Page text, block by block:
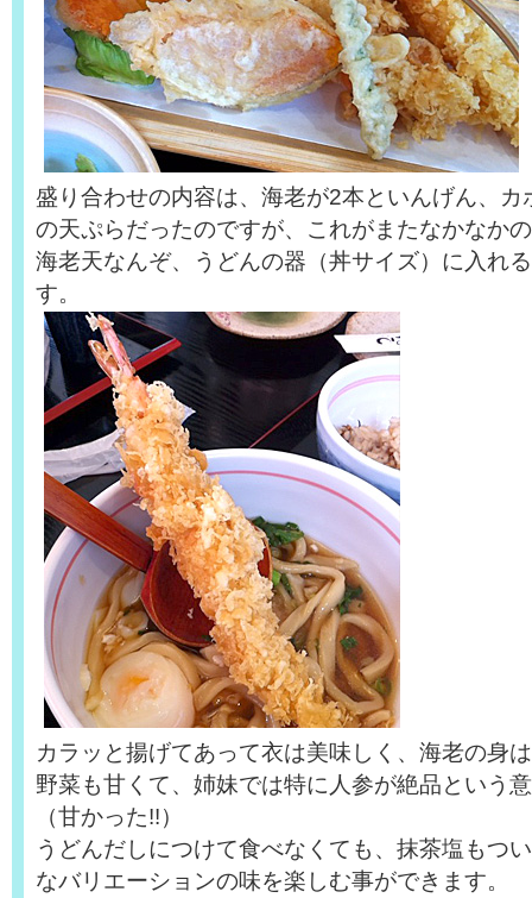
盛り合わせの内容は、海老が2本といんげん、カ
の天ぷらだったのですが、これがまたなかなか
海老天なんぞ、うどんの器（丼サイズ）に入れ
す。
カラッと揚げてあって衣は美味しく、海老の身
野菜も甘くて、姉妹では特に人参が絶品という
（甘かった!!）
うどんだしにつけて食べなくても、抹茶塩もつ
なバリエーションの味を楽しむ事ができます。